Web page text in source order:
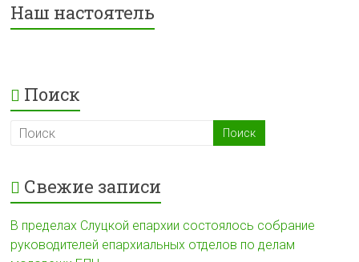
s
i
k
o
A
r
e
a
m
п
в
и
Наш настоятель
Поиск
Свежие записи
В пределах Слуцкой епархии состоялось собрание
руководителей епархиальных отделов по делам